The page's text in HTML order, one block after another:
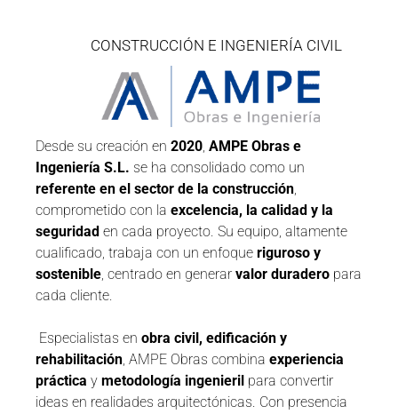
CONSTRUCCIÓN E INGENIERÍA CIVIL
Desde su creación en 2020, AMPE Obras e
Ingeniería S.L. se ha consolidado como un
referente en el sector de la construcción,
comprometido con la excelencia, la calidad y la
seguridad en cada proyecto. Su equipo, altamente
cualificado, trabaja con un enfoque riguroso y
sostenible, centrado en generar valor duradero para
cada cliente.
Especialistas en obra civil, edificación y
rehabilitación, AMPE Obras combina experiencia
práctica y metodología ingenieril para convertir
ideas en realidades arquitectónicas. Con presencia